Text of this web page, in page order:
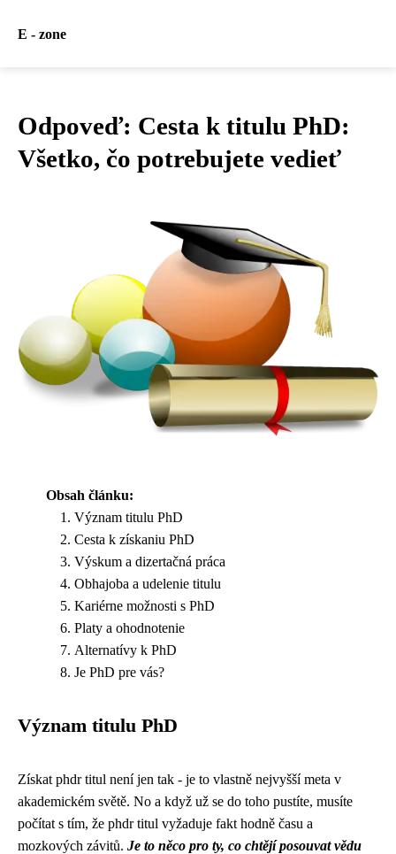
E - zone
Odpoveď: Cesta k titulu PhD:
Všetko, čo potrebujete vedieť
Obsah článku:
Význam titulu PhD
Cesta k získaniu PhD
Výskum a dizertačná práca
Obhajoba a udelenie titulu
Kariérne možnosti s PhD
Platy a ohodnotenie
Alternatívy k PhD
Je PhD pre vás?
Význam titulu PhD
Získat phdr titul není jen tak - je to vlastně nejvyšší meta v
akademickém světě. No a když už se do toho pustíte, musíte
počítat s tím, že phdr titul vyžaduje fakt hodně času a
mozkových závitů. Je to něco pro ty, co chtějí posouvat vědu